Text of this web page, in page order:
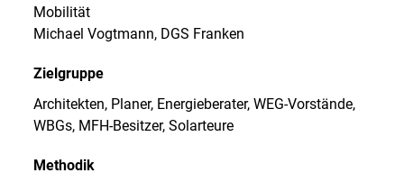
Mobilität
Michael Vogtmann, DGS Franken
Zielgruppe
Architekten, Planer, Energieberater, WEG-Vorstände,
WBGs, MFH-Besitzer, Solarteure
Methodik